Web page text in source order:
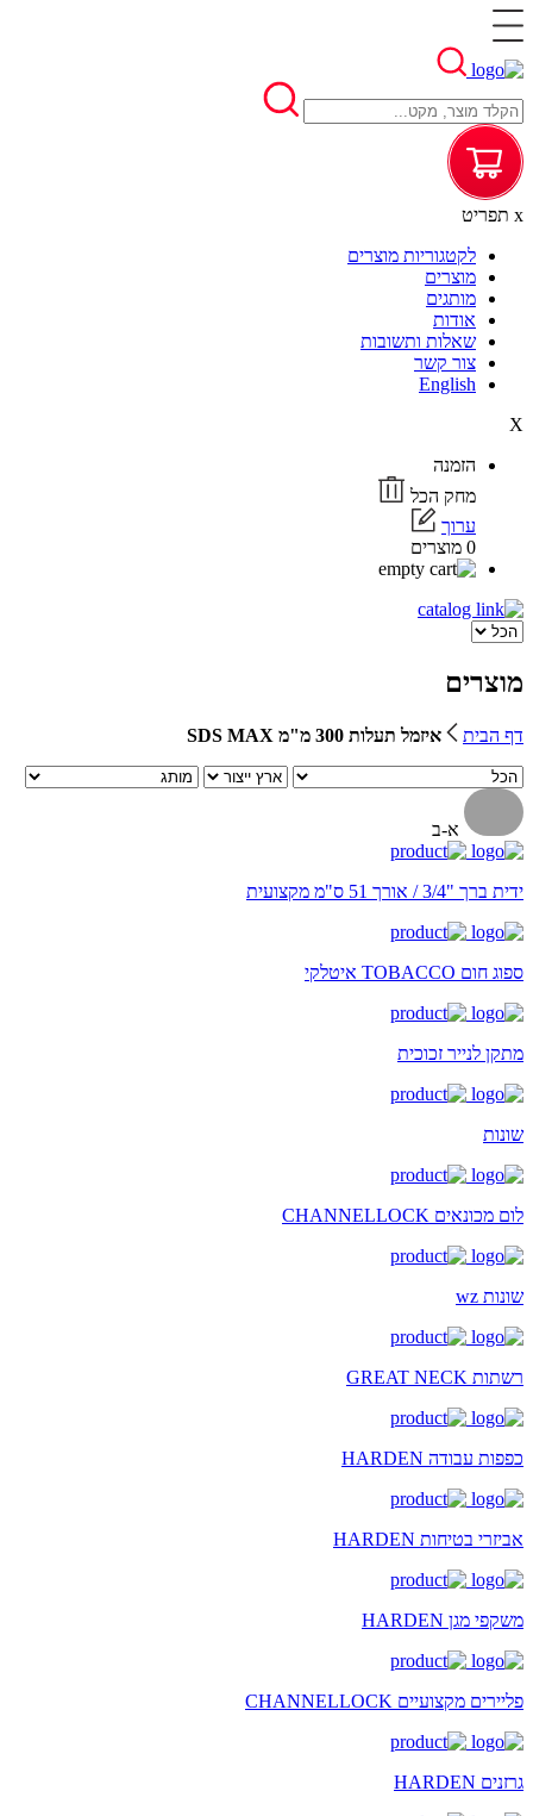
x תפריט
לקטגוריות מוצרים
מוצרים
מותגים
אודות
שאלות ותשובות
צור קשר
English
X
הזמנה
מחק הכל
ערוך
0 מוצרים
מוצרים
דף הבית איזמל תעלות 300 מ"מ SDS MAX
א-ב
ידית ברך "3/4 / אורך 51 ס"מ מקצועית
ספוג חום TOBACCO איטלקי
מתקן לנייר זכוכית
שונות
לום מכונאים CHANNELLOCK
שונות wz
רשתות GREAT NECK
כפפות עבודה HARDEN
אביזרי בטיחות HARDEN
משקפי מגן HARDEN
פליירים מקצועיים CHANNELLOCK
גרזנים HARDEN